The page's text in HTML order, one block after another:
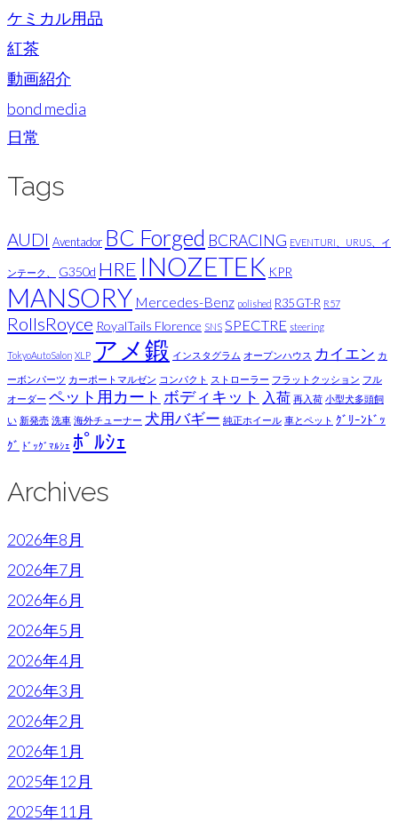
ケミカル用品
紅茶
動画紹介
bond media
日常
Tags
AUDI Aventador BC Forged BCRACING EVENTURI、URUS、イ
ンテーク、 G350d HRE INOZETEK KPR
MANSORY Mercedes-Benz polished R35 GT-R R57
RollsRoyce RoyalTails Florence SNS SPECTRE steering
TokyoAutoSalon XLP アメ鍛 インスタグラム オープンハウス カイエン カ
ーボンパーツ カーポートマルゼン コンパクト ストローラー フラットクッション フル
オーダー ペット用カート ボディキット 入荷 再入荷 小型犬多頭飼
い 新発売 洗車 海外チューナー 犬用バギー 純正ホイール 車とペット ｸﾞﾘｰﾝﾄﾞｯ
ｸﾞ ﾄﾞｯｸﾞﾏﾙｼｪ ﾎﾟﾙｼｪ
Archives
2026年8月
2026年7月
2026年6月
2026年5月
2026年4月
2026年3月
2026年2月
2026年1月
2025年12月
2025年11月